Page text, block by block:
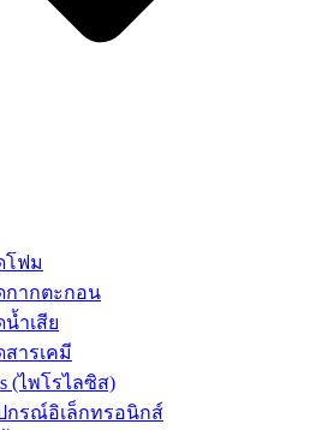
โฟม
กากตะกอน
ำเสีย
สารเคมี
(ไพโรไลซิส)
กรณ์อิเล็กทรอนิกส์